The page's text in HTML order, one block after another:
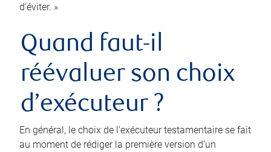
d’éviter. »
Quand faut-il
réévaluer son choix
d’exécuteur ?
En général, le choix de l’exécuteur testamentaire se fait
au moment de rédiger la première version d’un